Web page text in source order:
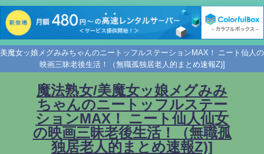
美魔女ッ娘メグみみちゃんのニートッフルステーションMAX！ ニート仙人の
映画三昧老後生活！（無職孤独居老人的まとめ速報Z)]
魔法熟女/美魔女ッ娘メグみみ
ちゃんのニートッフルステー
ションMAX！ ニート仙人仙女
の映画三昧老後生活！（無職孤
独居老人的まとめ速報Z)]